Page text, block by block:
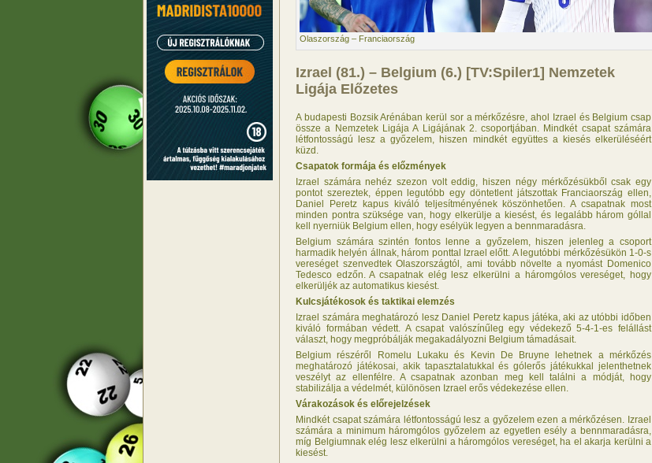
Olaszország – Franciaország
Izrael (81.) – Belgium (6.) [TV:Spiler1] Nemzetek
Ligája Előzetes
A budapesti Bozsik Arénában kerül sor a mérkőzésre, ahol Izrael és Belgium csap
össze a Nemzetek Ligája A Ligájának 2. csoportjában. Mindkét csapat számára
létfontosságú lesz a győzelem, hiszen mindkét együttes a kiesés elkerüléséért
küzd.
Csapatok formája és előzmények
Izrael számára nehéz szezon volt eddig, hiszen négy mérkőzésükből csak egy
pontot szereztek, éppen legutóbb egy döntetlent játszottak Franciaország ellen,
Daniel Peretz kapus kiváló teljesítményének köszönhetően. A csapatnak most
minden pontra szüksége van, hogy elkerülje a kiesést, és legalább három góllal
kell nyerniük Belgium ellen, hogy esélyük legyen a bennmaradásra.
Belgium számára szintén fontos lenne a győzelem, hiszen jelenleg a csoport
harmadik helyén állnak, három ponttal Izrael előtt. A legutóbbi mérkőzésükön 1-0-s
vereséget szenvedtek Olaszországtól, ami tovább növelte a nyomást Domenico
Tedesco edzőn. A csapatnak elég lesz elkerülni a háromgólos vereséget, hogy
elkerüljék az automatikus kiesést.
Kulcsjátékosok és taktikai elemzés
Izrael számára meghatározó lesz Daniel Peretz kapus játéka, aki az utóbbi időben
kiváló formában védett. A csapat valószínűleg egy védekező 5-4-1-es felállást
választ, hogy megpróbálják megakadályozni Belgium támadásait.
Belgium részéről Romelu Lukaku és Kevin De Bruyne lehetnek a mérkőzés
meghatározó játékosai, akik tapasztalatukkal és gólerős játékukkal jelenthetnek
veszélyt az ellenfélre. A csapatnak azonban meg kell találni a módját, hogy
stabilizálja a védelmét, különösen Izrael erős védekezése ellen.
Várakozások és előrejelzések
Mindkét csapat számára létfontosságú lesz a győzelem ezen a mérkőzésen. Izrael
számára a minimum háromgólos győzelem az egyetlen esély a bennmaradásra,
míg Belgiumnak elég lesz elkerülni a háromgólos vereséget, ha el akarja kerülni a
kiesést.